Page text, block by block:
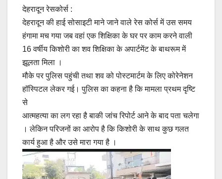
देहरादून रेसकोर्स :
देहरादून की हाई सोसाइटी माने जाने वाले रेस कोर्स में उस समय
हंगामा मच गया जब वहां एक शिक्षिका के घर पर काम करने वाली
16 वर्षीय किशोरी का शव शिक्षिका के अपार्टमेंट के बाथरूम में
झूलता मिला ।
मौके पर पुलिस पहुंची तथा शव को पोस्टमार्टम के लिए कोरेनेशन
हॉस्पिटल लेकर गई। पुलिस का कहना है कि मामला प्रथम दृष्टि
से
आत्महत्या का लग रहा है बाकी जांच रिपोर्ट आने के बाद पता चलेगा
। लेकिन परिजनों का आरोप है कि किशोरी के साथ कुछ गलत
कार्य हुआ है और उसे मारा गया है ।